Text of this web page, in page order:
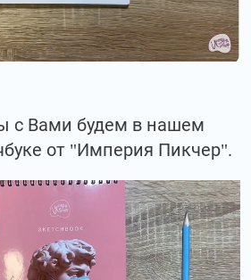
с Вами будем в нашем
от "Империя Пикчер".